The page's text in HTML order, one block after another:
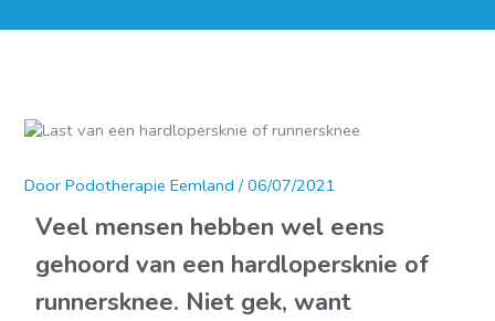
DoorPodotherapie Eemland/06/07/2021
Veel mensen hebben wel eens
gehoord van een hardlopersknie of
runnersknee. Niet gek, want